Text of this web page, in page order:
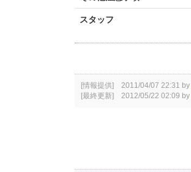
スタッフ
[情報提供] 2011/04/07 22:31 by
[最終更新] 2012/05/22 02:09 by